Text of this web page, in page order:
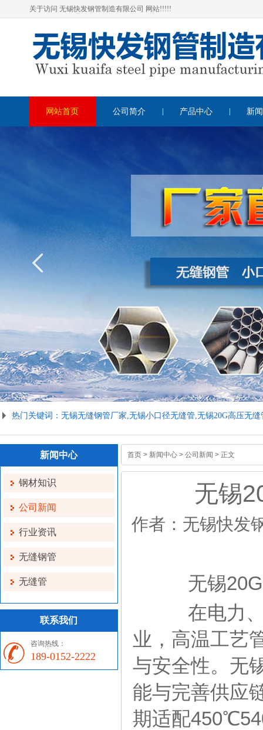
关于访问 无锡快发钢管制造有限公司 网站!!!!!
网站首页 公司简介 产品中心 新
热门关键词：无锡无缝钢管厂家,无锡小口径无缝管,无锡20G高压无
新闻中心
钢材知识
公司新闻
行业资讯
无缝钢管
无缝管
联系我们
咨询热线：
189-0152-2222
首页 > 新闻中心 > 公司新闻 > 正文
无锡
作者：无锡快发
无锡20G
在电力、
业，高温工艺
与安全性。无
能与完善供应
期适配